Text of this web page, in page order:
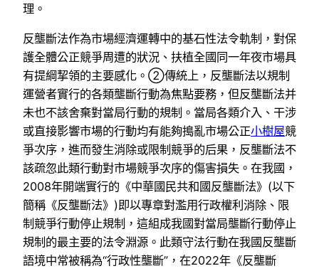
理。
反壟斷法作為市場經濟運轉中的基石性法令軌制，對保
護全體公正競爭周遭的狀況、扶植全國同一年夜市場具
有提綱挈領的主要感化。②傳統上，反壟斷法以規制
運營者實行的各類壟斷行動為焦點要務，但反壟斷法并
未也不該舍棄對當局行動的規制。當局各類介入、干涉
或直接影響市場的行動均有能夠搗亂市場公正小樹屋競
爭次序，進而發生消除或限制競爭的后果，反壟斷法不
該疏忽此類行動對市場競爭次序的傷害損失。在我國，
2008年開端實行的《中華國民共和國反壟斷法》(以下
簡稱《反壟斷法》)即以專章對濫用行政權利消除、限
制競爭行動停止規制，這組成我國對當局壟斷行動停止
規制的最主要的法令淵源。此類守法行動在我國反壟斷
語境中常被稱為“行政性壟斷”，在2022年《反壟斷